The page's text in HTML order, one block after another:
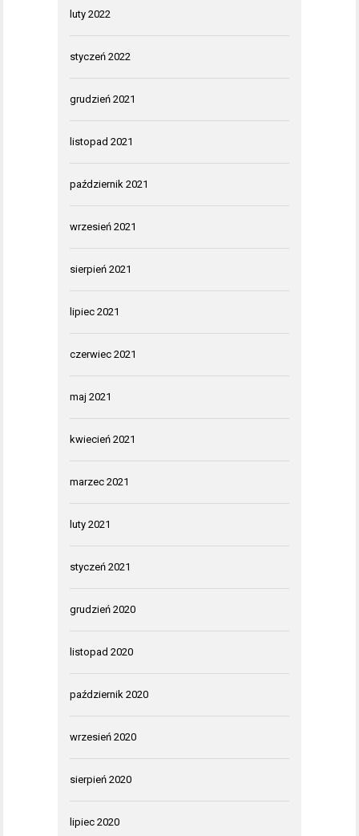
luty 2022
styczeń 2022
grudzień 2021
listopad 2021
październik 2021
wrzesień 2021
sierpień 2021
lipiec 2021
czerwiec 2021
maj 2021
kwiecień 2021
marzec 2021
luty 2021
styczeń 2021
grudzień 2020
listopad 2020
październik 2020
wrzesień 2020
sierpień 2020
lipiec 2020